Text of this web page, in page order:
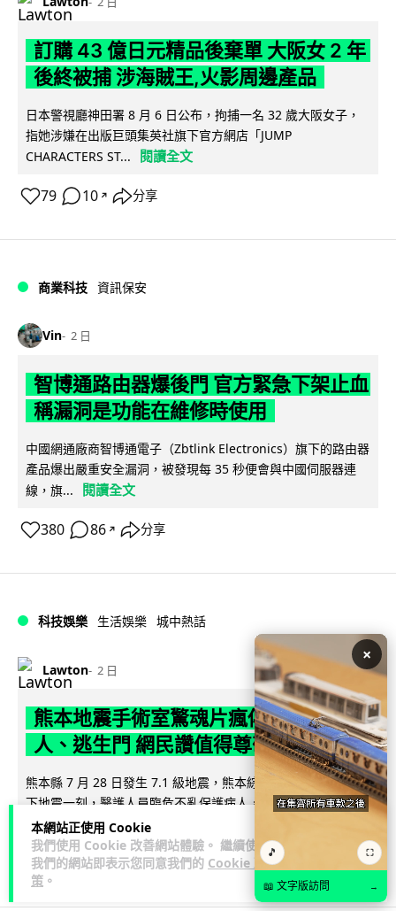
本網站正使用 Cookie
我們使用 Cookie 改善網站體驗。 繼續使用
我們的網站即表示您同意我們的 Cookie 政
策 。
訂購 43 億日元精品後棄單 大阪女 2 年
後終被捕 涉海賊王,火影周邊產品
日本警視廳神田署 8 月 6 日公布，拘捕一名 32 歲大阪女子，
指她涉嫌在出版巨頭集英社旗下官方網店「JUMP
CHARACTERS ST...
閱讀全文
79 10 ↗ 分享
商業科技 資訊保安
Vin 2 日
智博通路由器爆後門 官方緊急下架止血
稱漏洞是功能在維修時使用
中國網通廠商智博通電子（Zbtlink Electronics）旗下的路由器
產品爆出嚴重安全漏洞，被發現每 35 秒便會與中國伺服器連
線，旗...
閱讀全文
380 86 ↗ 分享
科技娛樂 生活娛樂 城中熱話
Lawton 2 日
熊本地震手術室驚魂片瘋傳 醫護保護病
人、逃生門 網民讚值得尊敬
熊本縣 7 月 28 日發生 7.1 級地震，熊本綜合醫院手術室鏡頭拍
下地震一刻，醫護人員臨危不亂保護病人，更馬上開逃生門確
保出口流通。片段... 閱讀全文
71 25↗ 分享
×
🎵 ⛶
📖 文字版訪問 →